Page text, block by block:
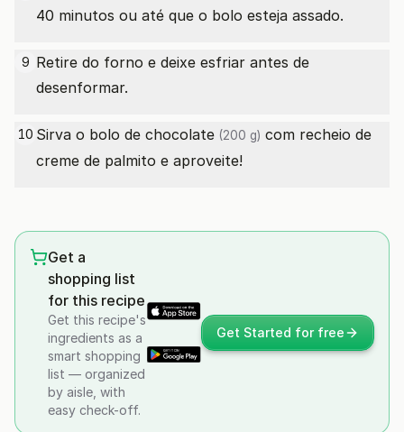
40 minutos ou até que o bolo esteja assado.
9 Retire do forno e deixe esfriar antes de
desenformar.
10 Sirva o bolo de chocolate (200 g) com recheio de
creme de palmito e aproveite!
Get a
shopping list
for this recipe
Get this recipe's
ingredients as a
smart shopping
list — organized
by aisle, with
easy check-off.
Get Started for free